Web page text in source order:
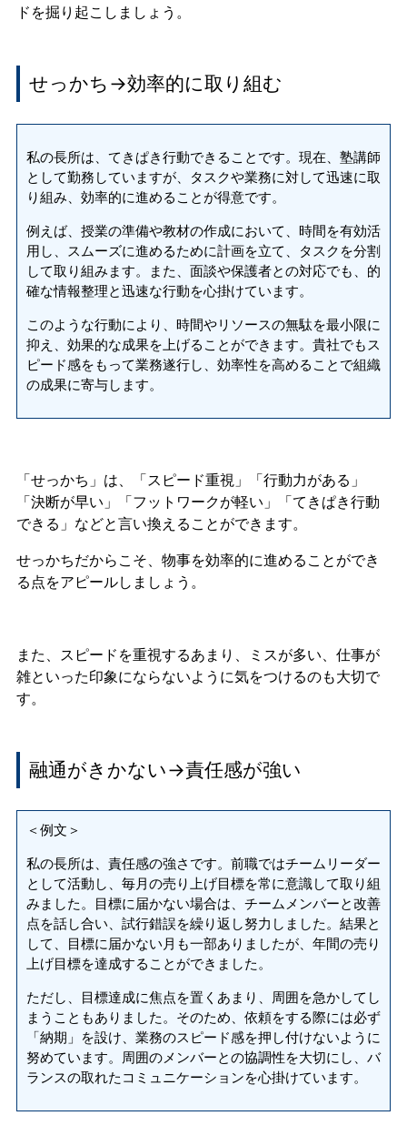
ドを掘り起こしましょう。
せっかち→効率的に取り組む
私の長所は、てきぱき行動できることです。現在、塾講師
として勤務していますが、タスクや業務に対して迅速に取
り組み、効率的に進めることが得意です。
例えば、授業の準備や教材の作成において、時間を有効活
用し、スムーズに進めるために計画を立て、タスクを分割
して取り組みます。また、面談や保護者との対応でも、的
確な情報整理と迅速な行動を心掛けています。
このような行動により、時間やリソースの無駄を最小限に
抑え、効果的な成果を上げることができます。貴社でもス
ピード感をもって業務遂行し、効率性を高めることで組織
の成果に寄与します。
「せっかち」は、「スピード重視」「行動力がある」
「決断が早い」「フットワークが軽い」「てきぱき行動
できる」などと言い換えることができます。
せっかちだからこそ、物事を効率的に進めることができ
る点をアピールしましょう。
また、スピードを重視するあまり、ミスが多い、仕事が
雑といった印象にならないように気をつけるのも大切で
す。
融通がきかない→責任感が強い
＜例文＞
私の長所は、責任感の強さです。前職ではチームリーダー
として活動し、毎月の売り上げ目標を常に意識して取り組
みました。目標に届かない場合は、チームメンバーと改善
点を話し合い、試行錯誤を繰り返し努力しました。結果と
して、目標に届かない月も一部ありましたが、年間の売り
上げ目標を達成することができました。
ただし、目標達成に焦点を置くあまり、周囲を急かしてし
まうこともありました。そのため、依頼をする際には必ず
「納期」を設け、業務のスピード感を押し付けないように
努めています。周囲のメンバーとの協調性を大切にし、バ
ランスの取れたコミュニケーションを心掛けています。